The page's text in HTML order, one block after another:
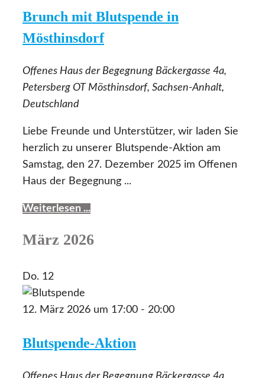
Brunch mit Blutspende in
Mösthinsdorf
Offenes Haus der Begegnung Bäckergasse 4a,
Petersberg OT Mösthinsdorf, Sachsen-Anhalt,
Deutschland
Liebe Freunde und Unterstützer, wir laden Sie
herzlich zu unserer Blutspende-Aktion am
Samstag, den 27. Dezember 2025 im Offenen
Haus der Begegnung ...
Weiterlesen ...
März 2026
Do. 12
12. März 2026 um 17:00 - 20:00
Blutspende-Aktion